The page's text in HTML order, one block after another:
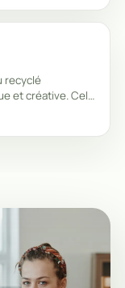
recyclé
et créative. Cela